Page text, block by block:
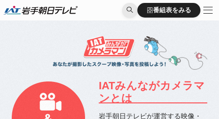
番組表をみる
番組表をみる
IATみんながカメラマ
ンとは
岩手朝日テレビが運営する映像・